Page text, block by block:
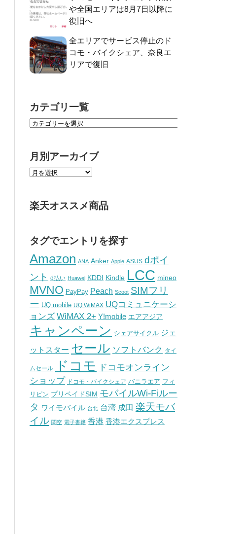
や全国エリアは8月7日以降に
復旧へ
全エリアでサービス停止のド
コモ・バイクシェア、奈良エ
リアで復旧
カテゴリ一覧
月別アーカイブ
楽天オススメ商品
タグでエントリを探す
Amazon ANA Anker Apple ASUS dポイ
ント
d払い Huawei KDDI Kindle LCC mineo
MVNO PayPay Peach Scoot SIMフリ
ー UQ mobile UQ WiMAX UQコミュニケーシ
ョンズ WiMAX 2+ Y!mobile エアアジア
キャンペーン シェアサイクル ジェ
ットスター セール ソフトバンク タイ
ムセール ドコモ
ドコモオンライン
ショップ ドコモ・バイクシェア バニラエア フィ
リピン プリペイドSIM モバイルWi-Fiルー
タ ワイモバイル 台北 台湾 成田 楽天モバ
イル 関空 電子書籍 香港 香港エクスプレス